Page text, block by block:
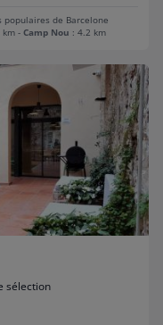
de Barcelone
km - Camp Nou : 4.2 km
sélection